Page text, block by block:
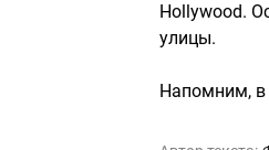
Hollywood.
улицы.
Напомним, в